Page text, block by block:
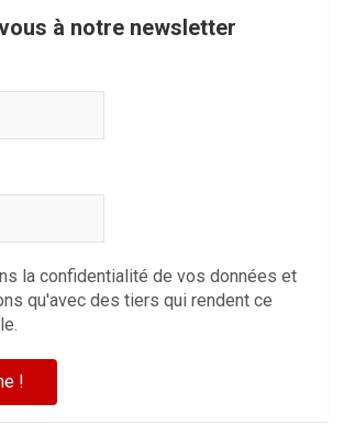
à notre newsletter
la confidentialité de vos données et
qu'avec des tiers qui rendent ce